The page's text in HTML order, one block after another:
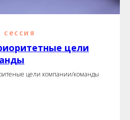
цели
цели компании/команды